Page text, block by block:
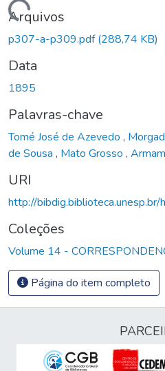
Carregando...
Arquivos
p307-a-p309.pdf(288,74 KB)
Data
1895
Palavras-chave
Tomé José de Azevedo ,
de Sousa , Mato Grosso ,
URI
http://
Coleções
Volume 14 -
Página do item completo